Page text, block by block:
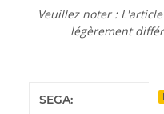
Veuillez noter :
légèrement
Détails de l'article
Valeur
SEGA: